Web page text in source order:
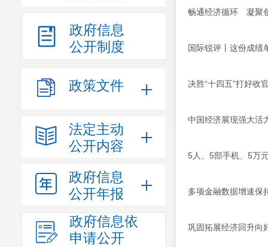
政府信息
公开制度
政策文件
法定主动
公开内容
政府信息
公开年报
政府信息依
申请公开
畅通经济循环 凝聚
国际锐评丨这份成绩
决胜“十四五”打好收
中国经济展现强大活
5人、5部手机、5万
多项金融数据增速
巩固拓展经济回升